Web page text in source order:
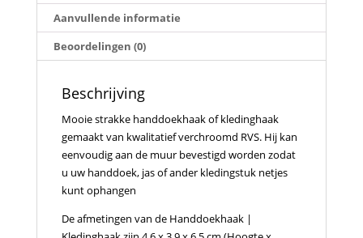
Aanvullende informatie
Beoordelingen (0)
Beschrijving
Mooie strakke handdoekhaak of kledinghaak
gemaakt van kwalitatief verchroomd RVS. Hij kan
eenvoudig aan de muur bevestigd worden zodat
u uw handdoek, jas of ander kledingstuk netjes
kunt ophangen
De afmetingen van de Handdoekhaak |